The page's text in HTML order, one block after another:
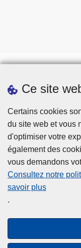
Ce site
Certains cookies
du site web et vous
d'optimiser votre
également des
vous demandons
Consultez notre
savoir plus
.